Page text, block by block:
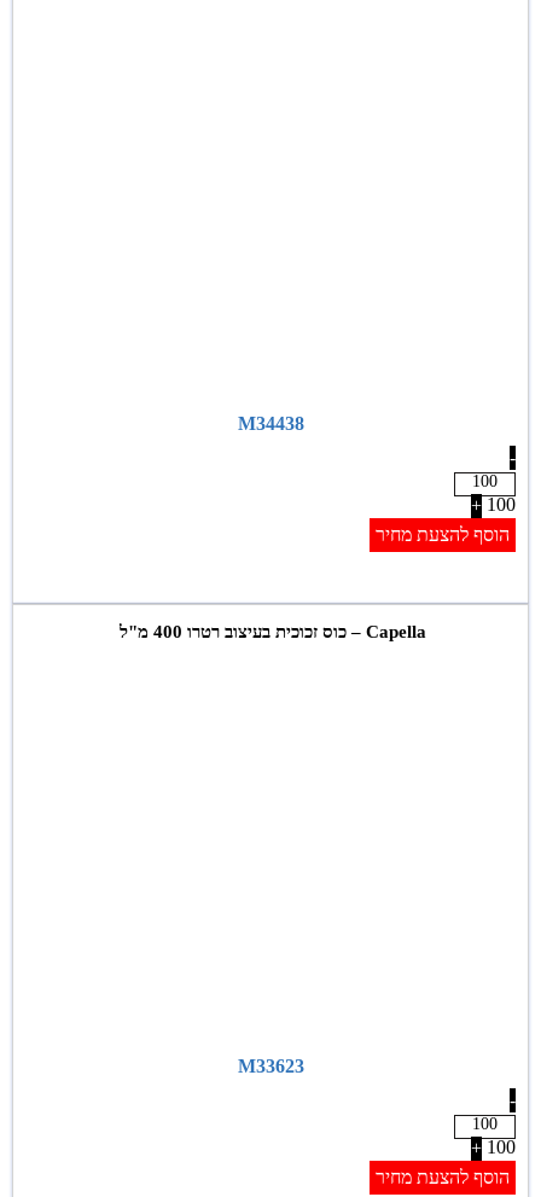
M34438
-
100
+
הוסף להצעת מחיר
Capella – כוס זכוכית בעיצוב רטרו 400 מ"ל
M33623
-
100
+
הוסף להצעת מחיר